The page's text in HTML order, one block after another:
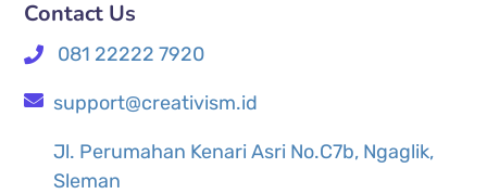
Contact Us
081 22222 7920
support@creativism.id
Jl. Perumahan Kenari Asri No.C7b, Ngaglik,
Sleman